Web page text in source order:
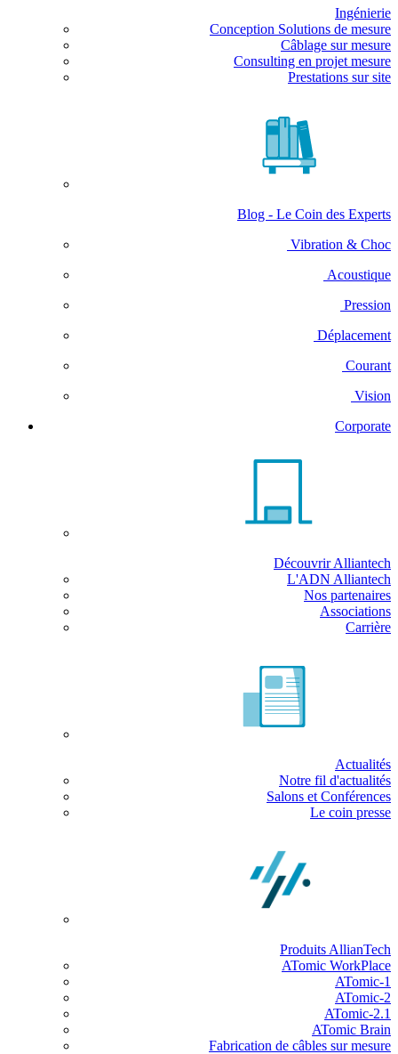
Ingénierie
Conception Solutions de mesure
Câblage sur mesure
Consulting en projet mesure
Prestations sur site
Blog - Le Coin des Experts
Vibration & Choc
Acoustique
Pression
Déplacement
Courant
Vision
Corporate
Découvrir Alliantech
L'ADN Alliantech
Nos partenaires
Associations
Carrière
Actualités
Notre fil d'actualités
Salons et Conférences
Le coin presse
Produits AllianTech
ATomic WorkPlace
ATomic-1
ATomic-2
ATomic-2.1
ATomic Brain
Fabrication de câbles sur mesure